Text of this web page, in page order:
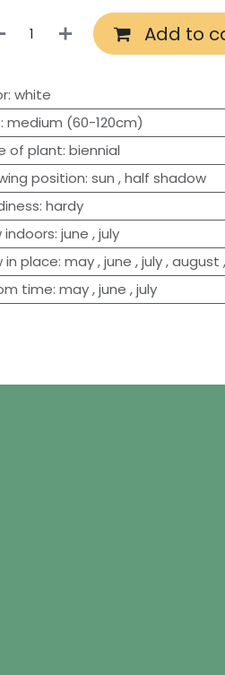
Add to
: white
: medium (60-120cm)
of plant: biennial
position: sun ,half shadow
: hardy
indoors: june ,july
in place: may,june ,july,august ,
time: may,june ,july